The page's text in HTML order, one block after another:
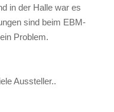
in der Halle war es
sind beim EBM-
Problem.
Aussteller..